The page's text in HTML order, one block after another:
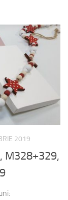
2019
M328+329,